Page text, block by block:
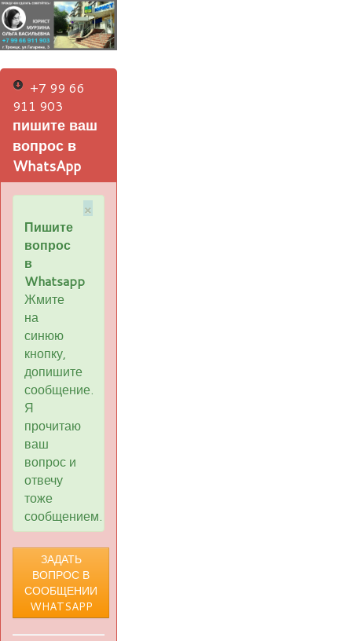
+7 99 66
911 903
пишите ваш
вопрос в
WhatsApp
×
Пишите
вопрос
в
Whatsapp
Жмите
на
синюю
кнопку,
допишите
сообщение.
Я
прочитаю
ваш
вопрос и
отвечу
тоже
сообщением.
ЗАДАТЬ
ВОПРОС В
СООБЩЕНИИ
WHATSAPP